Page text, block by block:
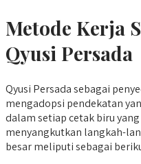
Metode Kerja
Qyusi Persada
Qyusi Persada sebagai
mengadopsi pendekatan
dalam setiap cetak biru
menyangkutkan langkah-
besar meliputi sebagai